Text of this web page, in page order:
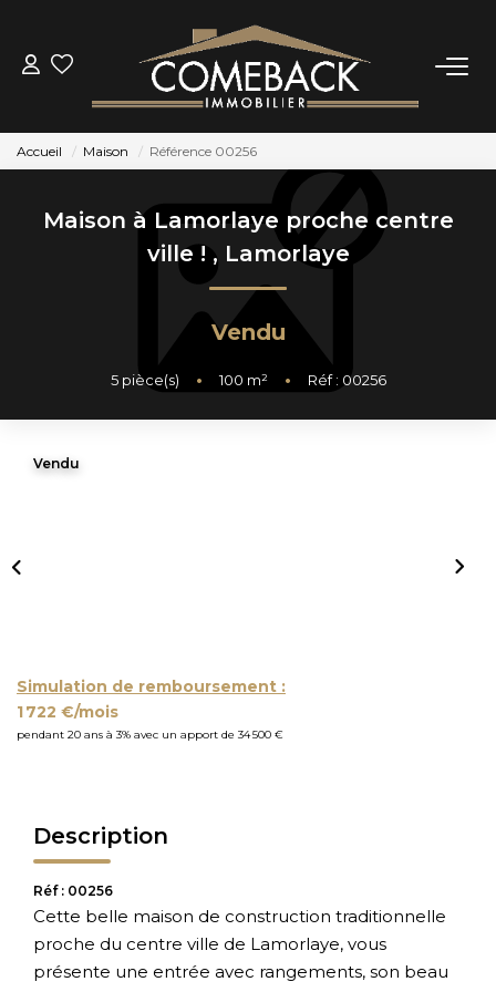
ACHETER
LOUER
ESTIMER
NOTRE AGENCE
BIENS VENDUS
Accueil Maison Référence 00256
Maison à Lamorlaye proche centre
ville !, Lamorlaye
Vendu
5pièce(s) • 100 m² • Réf : 00256
Vendu
Simulation de remboursement :
1 722 €/mois
pendant 20 ans à 3% avec un apport de 34 500 €
Description
Réf : 00256
Cette belle maison de construction traditionnelle
proche du centre ville de Lamorlaye, vous
présente une entrée avec rangements, son beau